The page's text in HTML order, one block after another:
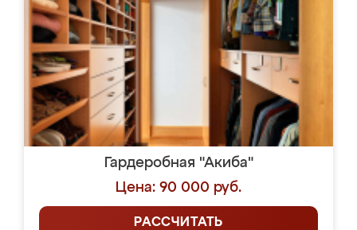
Гардеробная "Акиба"
Цена: 90 000 руб.
РАССЧИТАТЬ